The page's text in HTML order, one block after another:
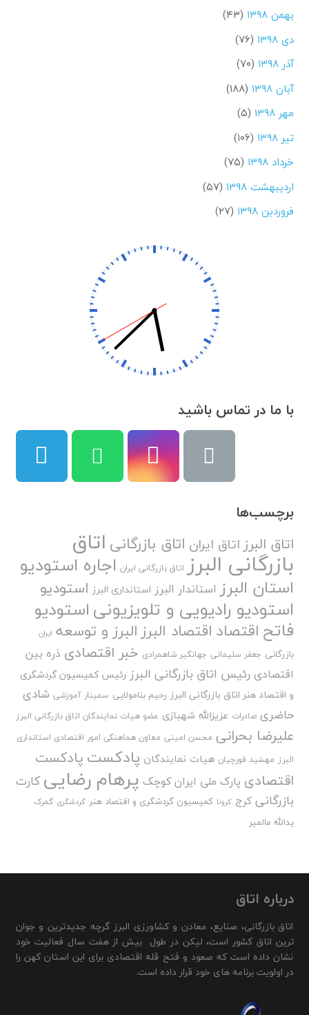
بهمن ۱۳۹۸
(۴۳)
دی ۱۳۹۸
(۷۶)
آذر ۱۳۹۸
(۷۰)
آبان ۱۳۹۸
(۱۸۸)
مهر ۱۳۹۸
(۵)
تیر ۱۳۹۸
(۱۰۶)
خرداد ۱۳۹۸
(۷۵)
اردیبهشت ۱۳۹۸
(۵۷)
فروردین ۱۳۹۸
(۲۷)
با ما در تماس باشید
برچسب‌ها
اتاق البرزاتاق ایران اتاق بازرگانی اتاق
بازرگانی البرز اتاق بازرگانی ایران اجاره استودیو
استان البرز استاندار البرز استانداری البرز استودیو
استودیو رادیویی و تلویزیونیاستودیو
فاتح اقتصاد اقتصاد البرزالبرز و توسعه ایران
بازرگانی جعفر سلیمانی جهانگیر شاهمرادی خبر اقتصادی ذره بین
اقتصادی رئیس اتاق بازرگانی البرز رئیس کمیسیون گردشگری
و اقتصاد هنر اتاق بازرگانی البرز رحیم بنامولایی سمینار آموزشی شادی
حاضری صادرات عزیزالله شهبازی عضو هیات نمایندگان اتاق بازرگانی البرز
علیرضا بحرانی محسن امینی معاون هماهنگی امور اقتصادی استانداری
البرز مهشید قورچیان هیات نمایندگان پادکست پادکست
اقتصادی پارک ملی ایران کوچک پرهام رضایی کارت
بازرگانی کرج کرونا کمیسیون گردشگری و اقتصاد هنر گردشگری گمرک
یدالله مالمیر
درباره اتاق
اتاق بازرگانی، صنایع، معادن و کشاورزی البرز گرچه جدیدترین و جوان
ترین اتاق کشور است، لیکن در طول بیش از هفت سال فعالیت خود
نشان داده است که صعود و فتح قله اقتصادی برای این استان کهن را
در اولویت برنامه های خود قرار داده است.